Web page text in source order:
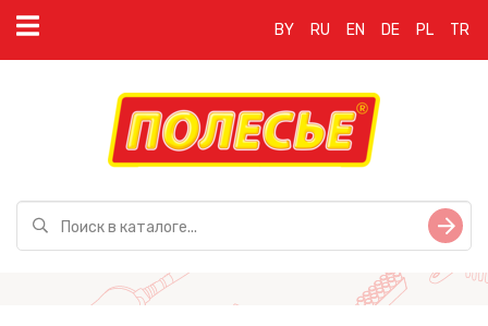
BY RU EN DE PL TR